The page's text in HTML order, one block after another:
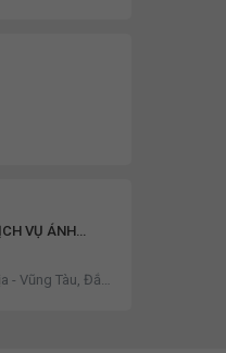
VỤ ÁNH
- Vũng Tàu, Đắk